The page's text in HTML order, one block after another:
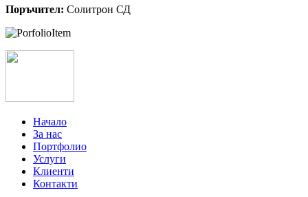
Поръчител: Солитрон СД
Начало
За нас
Портфолио
Услуги
Клиенти
Контакти